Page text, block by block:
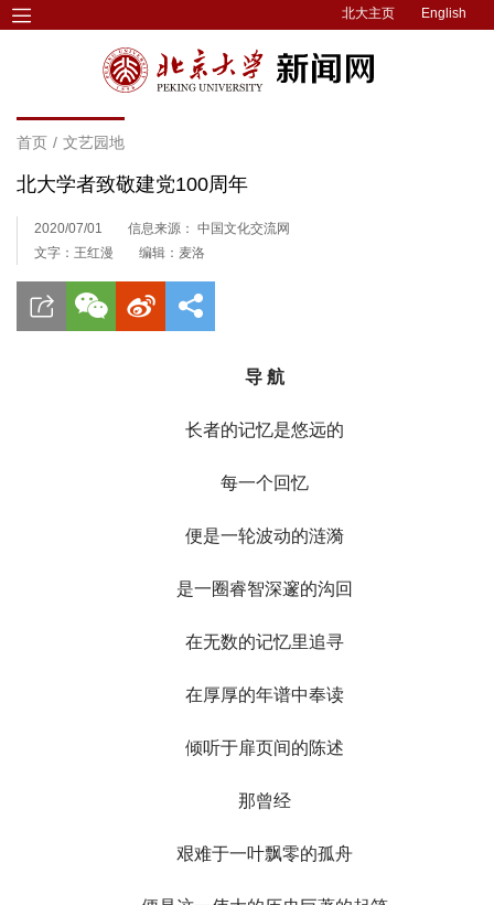
北大主页 English
首页 / 文艺园地
北大学者致敬建党100周年
2020/07/01
信息来源： 中国文化交流网
文字：王红漫
编辑：麦洛
导 航
长者的记忆是悠远的
每一个回忆
便是一轮波动的涟漪
是一圈睿智深邃的沟回
在无数的记忆里追寻
在厚厚的年谱中奉读
倾听于扉页间的陈述
那曾经
艰难于一叶飘零的孤舟